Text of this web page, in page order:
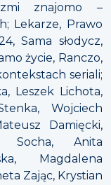
znajomo –
Lekarze, Prawo
Sama słodycz,
życie, Ranczo,
seriali;
Leszek Lichota,
Wojciech
Damięcki,
Socha, Anita
Magdalena
Zając, Krystian